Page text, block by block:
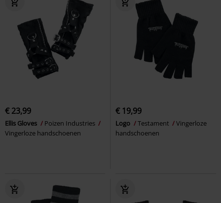
€ 23,99
Ellis Gloves
Poizen Industries
Vingerloze handschoenen
€ 19,99
Logo Testament
Vingerloze
handschoenen